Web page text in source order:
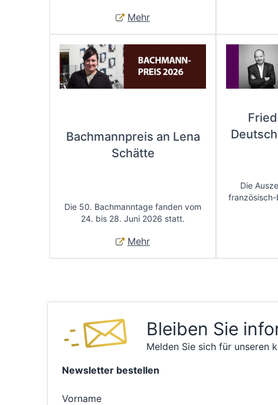
Mehr
Bachmannpreis an Lena
Schätte
Die 50. Bachmanntage fanden vom
24. bis 28. Juni 2026 statt.
Mehr
Die
Bleiben Sie
Melden Sie sich für unseren